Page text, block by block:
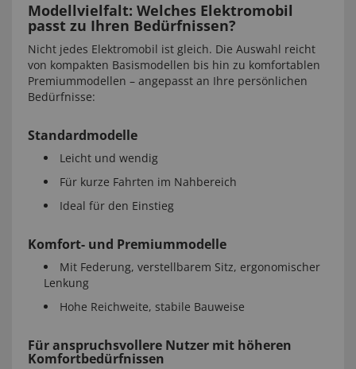
Modellvielfalt: Welches Elektromobil
passt zu Ihren Bedürfnissen?
Nicht jedes Elektromobil ist gleich. Die Auswahl reicht
von kompakten Basismodellen bis hin zu komfortablen
Premiummodellen – angepasst an Ihre persönlichen
Bedürfnisse:
Standardmodelle
Leicht und wendig
Für kurze Fahrten im Nahbereich
Ideal für den Einstieg
Komfort- und Premiummodelle
Mit Federung, verstellbarem Sitz, ergonomischer
Lenkung
Hohe Reichweite, stabile Bauweise
Für anspruchsvollere Nutzer mit höheren
Komfortbedürfnissen